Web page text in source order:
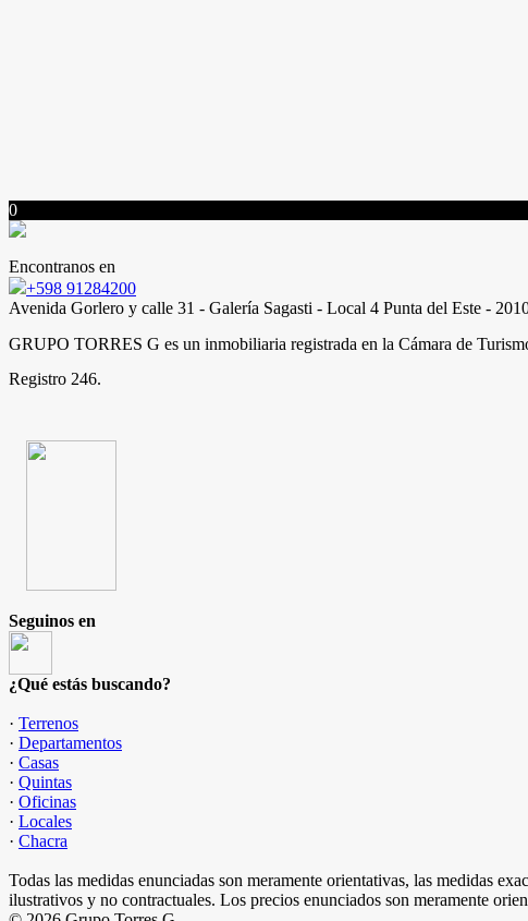
0
Encontranos en
+598 91284200
Avenida Gorlero y calle 31 - Galería Sagasti - Local 4 Punta del Este -
GRUPO TORRES G es un inmobiliaria registrada en la Cámara de
Registro 246.
Seguinos en
¿Qué estás buscando?
· Terrenos
· Departamentos
· Casas
· Quintas
· Oficinas
· Locales
· Chacra
Todas las medidas enunciadas son meramente orientativas, las medidas
ilustrativos y no contractuales. Los precios enunciados son meramente